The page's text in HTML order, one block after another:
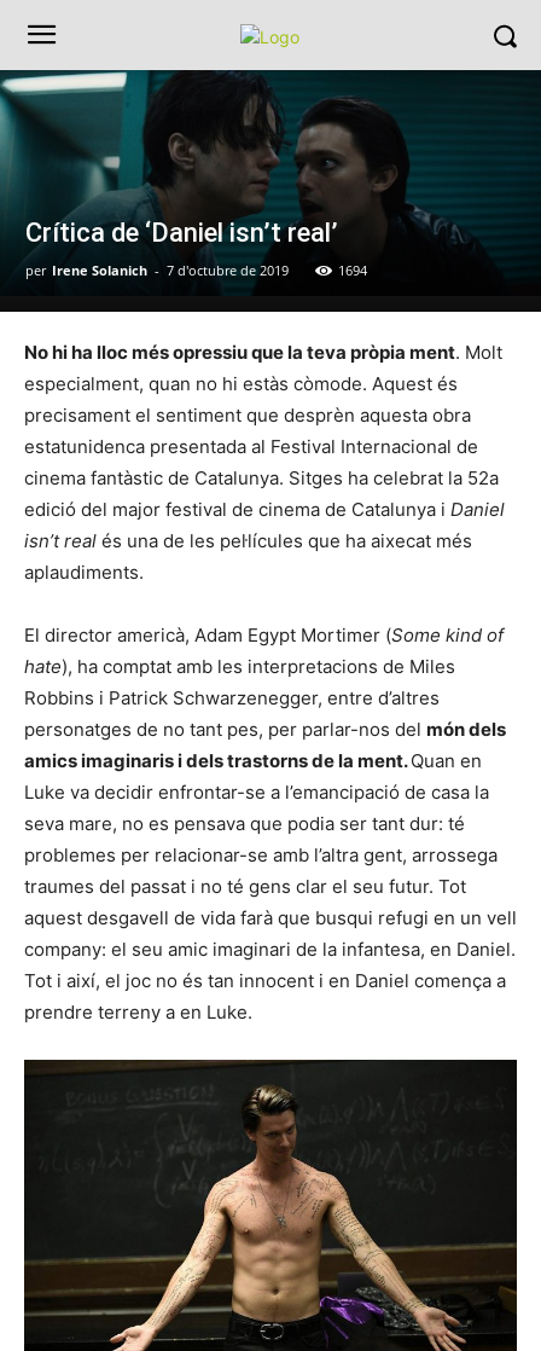
Crítica de ‘Daniel isn’t real’
per Irene Solanich - 7 d'octubre de 2019 1694
No hi ha lloc més opressiu que la teva pròpia ment. Molt
especialment, quan no hi estàs còmode. Aquest és
precisament el sentiment que desprèn aquesta obra
estatunidenca presentada al Festival Internacional de
cinema fantàstic de Catalunya. Sitges ha celebrat la 52a
edició del major festival de cinema de Catalunya i Daniel
isn’t real és una de les pel·lícules que ha aixecat més
aplaudiments.
El director americà, Adam Egypt Mortimer (Some kind of
hate), ha comptat amb les interpretacions de Miles
Robbins i Patrick Schwarzenegger, entre d’altres
personatges de no tant pes, per parlar-nos del món dels
amics imaginaris i dels trastorns de la ment.Quan en
Luke va decidir enfrontar-se a l’emancipació de casa la
seva mare, no es pensava que podia ser tant dur: té
problemes per relacionar-se amb l’altra gent, arrossega
traumes del passat i no té gens clar el seu futur. Tot
aquest desgavell de vida farà que busqui refugi en un vell
company: el seu amic imaginari de la infantesa, en Daniel.
Tot i així, el joc no és tan innocent i en Daniel comença a
prendre terreny a en Luke.